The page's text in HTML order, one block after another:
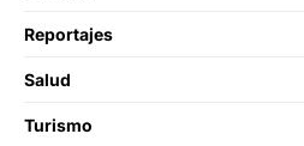
Reportajes
Salud
Turismo